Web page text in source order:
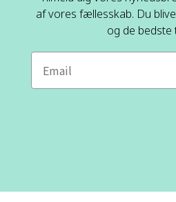
af vores fællesskab. Du
og de bedste